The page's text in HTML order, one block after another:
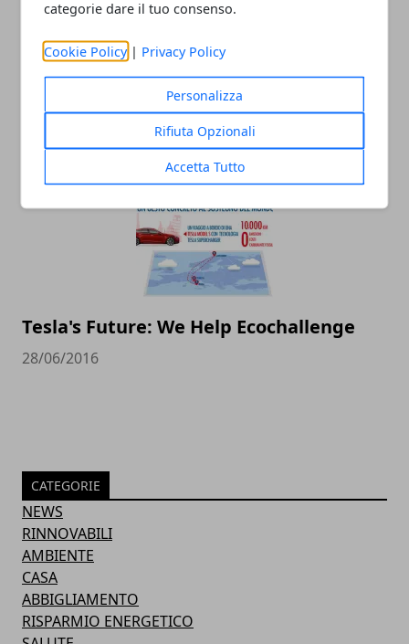
categorie dare il tuo consenso.
Cookie Policy | Privacy Policy
Personalizza
Rifiuta Opzionali
Accetta Tutto
L’aspetto eco dei condizionatori
Tesla's Future: We Help Ecochallenge
28/06/2016
CATEGORIE
NEWS
RINNOVABILI
AMBIENTE
CASA
ABBIGLIAMENTO
RISPARMIO ENERGETICO